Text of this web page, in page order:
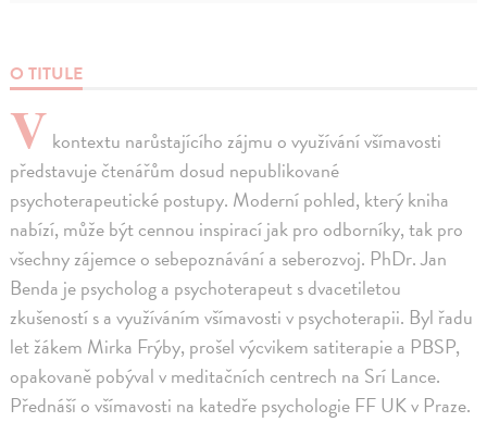
O TITULE
V kontextu narůstajícího zájmu o využívání všímavosti
představuje čtenářům dosud nepublikované
psychoterapeutické postupy. Moderní pohled, který kniha
nabízí, může být cennou inspirací jak pro odborníky, tak pro
všechny zájemce o sebepoznávání a seberozvoj. PhDr. Jan
Benda je psycholog a psychoterapeut s dvacetiletou
zkušeností s a využíváním všímavosti v psychoterapii. Byl řadu
let žákem Mirka Frýby, prošel výcvikem satiterapie a PBSP,
opakovaně pobýval v meditačních centrech na Srí Lance.
Přednáší o všímavosti na katedře psychologie FF UK v Praze.